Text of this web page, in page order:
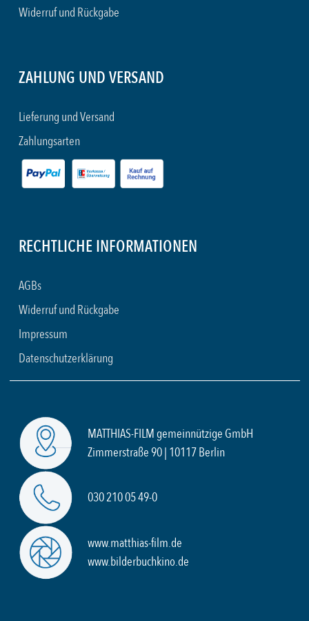
Widerruf und Rückgabe
ZAHLUNG UND VERSAND
Lieferung und Versand
Zahlungsarten
RECHTLICHE INFORMATIONEN
AGBs
Widerruf und Rückgabe
Impressum
Datenschutzerklärung
MATTHIAS-FILM gemeinnützige GmbH
Zimmerstraße 90 | 10117 Berlin
030 210 05 49-0
www.matthias-film.de
www.bilderbuchkino.de